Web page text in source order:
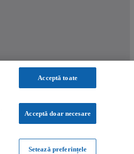
Acceptă toate
Acceptă doar necesare
Setează preferințele